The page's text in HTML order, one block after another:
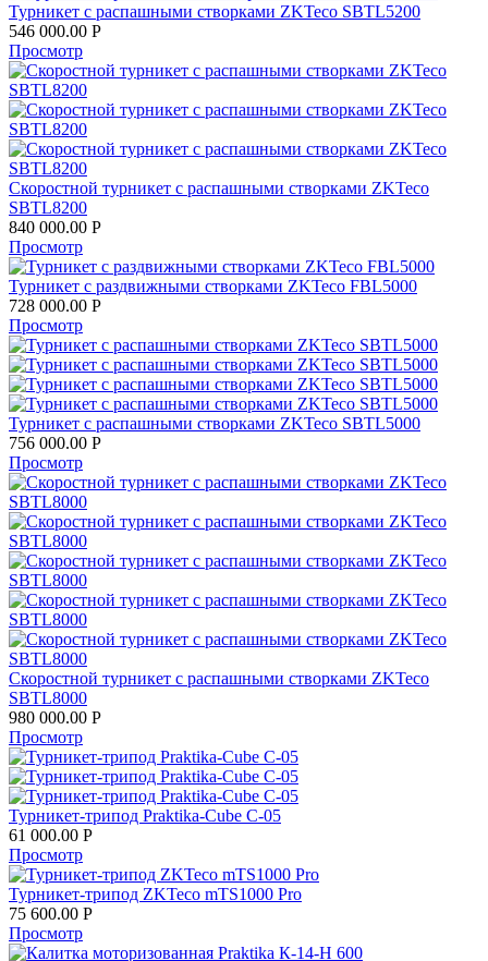
Турникет с распашными створками ZKTeco SBTL5200
546 000.00 Р
Просмотр
Скоростной турникет с распашными створками ZKTeco
SBTL8200
840 000.00 Р
Просмотр
Турникет с раздвижными створками ZKTeco FBL5000
728 000.00 Р
Просмотр
Турникет с распашными створками ZKTeco SBTL5000
756 000.00 Р
Просмотр
Скоростной турникет с распашными створками ZKTeco
SBTL8000
980 000.00 Р
Просмотр
Турникет-трипод Praktika-Cube C-05
61 000.00 Р
Просмотр
Турникет-трипод ZKTeco mTS1000 Pro
75 600.00 Р
Просмотр